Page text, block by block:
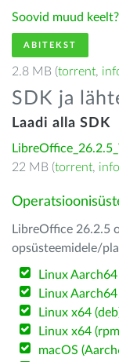
Soovid muud keelt?
ABITEKST
2.8 MB (torrent,
SDK ja
Laadi alla SDK
22 MB (torrent, info
LibreOffice 26.2.5
opsüsteemidele/
Linux Aarch64
Linux
Linux x64
Linux x64
macOS